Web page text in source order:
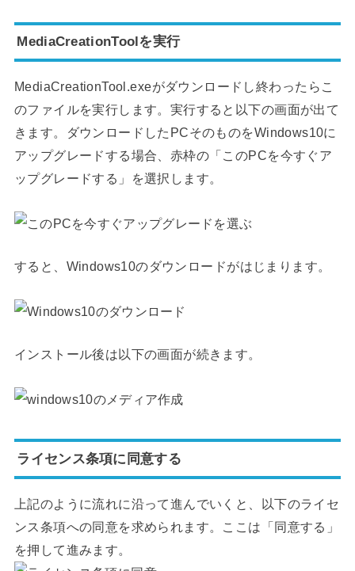
MediaCreationToolを実行
MediaCreationTool.exeがダウンロードし終わったらこ
のファイルを実行します。実行すると以下の画面が出て
きます。ダウンロードしたPCそのものをWindows10に
アップグレードする場合、赤枠の「このPCを今すぐア
ップグレードする」を選択します。
すると、Windows10のダウンロードがはじまります。
インストール後は以下の画面が続きます。
ライセンス条項に同意する
上記のように流れに沿って進んでいくと、以下のライセ
ンス条項への同意を求められます。ここは「同意する」
を押して進みます。